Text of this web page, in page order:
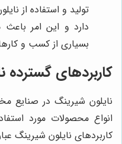
تولید و استفاده از
دارد و این امر
بسیاری از کسب و
کاربردهای گسترده
نایلون شیرینگ در صنایع
انواع محصولات مورد
کاربردهای نایلون شیرینگ